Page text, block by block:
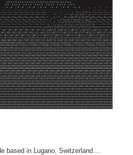
based in Lugano, Switzerland....